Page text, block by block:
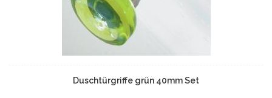
Duschtürgriffe grün 40mm Set